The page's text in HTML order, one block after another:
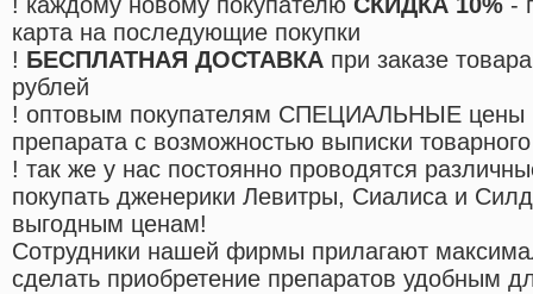
карта на последующие покупки
! БЕСПЛАТНАЯ ДОСТАВКА при заказе
рублей
! оптовым покупателям СПЕЦИАЛЬНЫЕ цены
препарата с возможностью выписки
! так же у нас постоянно проводятся
покупать дженерики Левитры, Сиалиса и
выгодным ценам!
Cотрудники нашей фирмы прилагают
сделать приобретение препаратов удобным